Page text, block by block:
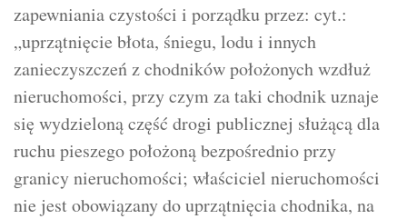
zapewniania czystości i porządku przez: cyt.:
„uprzątnięcie błota, śniegu, lodu i innych
zanieczyszczeń z chodników położonych wzdłuż
nieruchomości, przy czym za taki chodnik uznaje
się wydzieloną część drogi publicznej służącą dla
ruchu pieszego położoną bezpośrednio przy
granicy nieruchomości; właściciel nieruchomości
nie jest obowiązany do uprzątnięcia chodnika, na